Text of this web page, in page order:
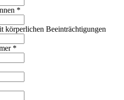
*
körperlichen Beeinträchtigungen
*